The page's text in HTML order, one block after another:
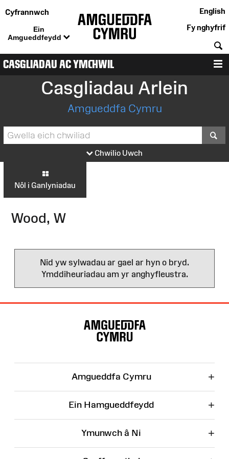
Cyfrannwch
Ein
Amgueddfeydd
English
Fy nghyfrif
CASGLIADAU AC YMCHWIL
Casgliadau Arlein
Amgueddfa Cymru
Chwilio Uwch
Nôl i Ganlyniadau
Wood, W
Nid yw sylwadau ar gael ar hyn o bryd.
Ymddiheuriadau am yr anghyfleustra.
Amgueddfa Cymru +
Ein Hamgueddfeydd +
Ymunwch â Ni +